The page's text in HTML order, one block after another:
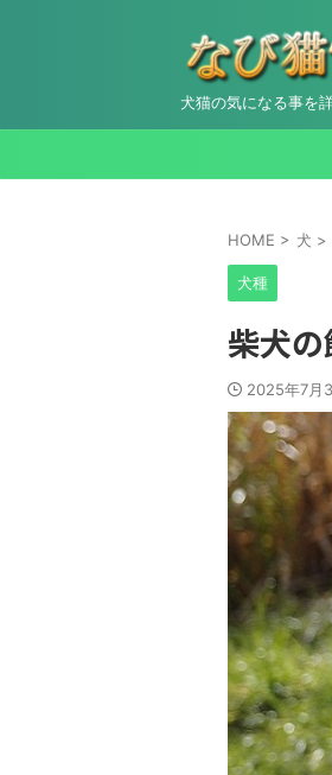
犬猫の気になる事を
HOME > 犬 >
犬種
柴犬
2025年7月